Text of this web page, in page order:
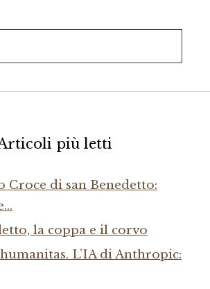
più letti
Croce di san Benedetto:
la coppa e il corvo
L’IA di Anthropic: